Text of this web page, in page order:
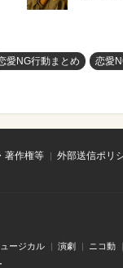
愛NG行動まとめ 恋愛
著作権等 外部送信ポリ
ージカル 演劇 ニコ動